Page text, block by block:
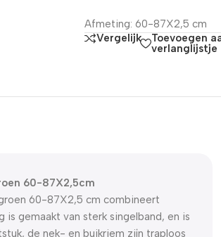
Afmeting: 60-87X2,5 cm
Vergelijk
Toevoegen
verlanglijstje
60-87X2,5cm
60-87X2,5 cm combineert
gemaakt van sterk singelband, en is
de nek- en buikriem zijn traploos